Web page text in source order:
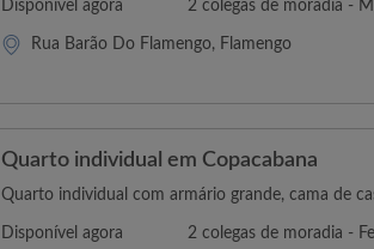
Disponível agora 2 colegas de moradia -
Rua Barão Do Flamengo, Flamengo
Quarto individual em Copacabana
Quarto individual com armário grande, cama de
Disponível agora 2 colegas de moradia -